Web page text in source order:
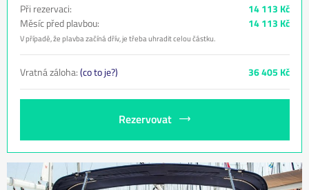
Při rezervaci:
14 113 Kč
Měsíc před plavbou:
14 113 Kč
V případě, že plavba začíná dřív, je třeba uhradit celou částku.
Vratná záloha:(co to je?) 36 405 Kč
Rezervovat